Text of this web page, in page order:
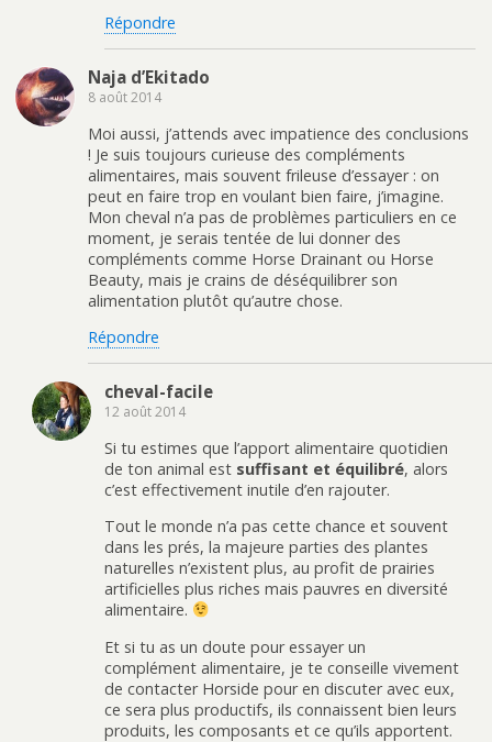
Répondre
Naja d’Ekitado
8 août 2014
Moi aussi, j’attends avec impatience des conclusions
! Je suis toujours curieuse des compléments
alimentaires, mais souvent frileuse d’essayer : on
peut en faire trop en voulant bien faire, j’imagine.
Mon cheval n’a pas de problèmes particuliers en ce
moment, je serais tentée de lui donner des
compléments comme Horse Drainant ou Horse
Beauty, mais je crains de déséquilibrer son
alimentation plutôt qu’autre chose.
Répondre
cheval-facile
12 août 2014
Si tu estimes que l’apport alimentaire quotidien
de ton animal est suffisant et équilibré, alors
c’est effectivement inutile d’en rajouter.
Tout le monde n’a pas cette chance et souvent
dans les prés, la majeure parties des plantes
naturelles n’existent plus, au profit de prairies
artificielles plus riches mais pauvres en diversité
alimentaire.
Et si tu as un doute pour essayer un
complément alimentaire, je te conseille vivement
de contacter Horside pour en discuter avec eux,
ce sera plus productifs, ils connaissent bien leurs
produits, les composants et ce qu’ils apportent.